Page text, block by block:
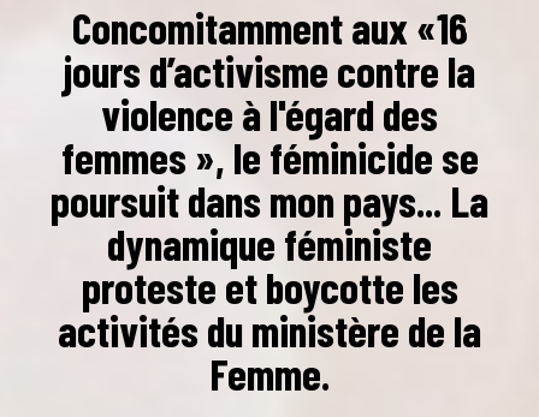
Concomitamment aux «16
jours d’activisme contre la
violence à l'égard des
femmes », le féminicide se
poursuit dans mon pays... La
dynamique féministe
proteste et boycotte les
activités du ministère de la
Femme.